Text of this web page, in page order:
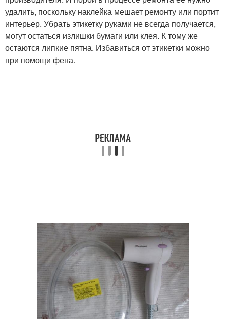
удалить, поскольку наклейка мешает ремонту или портит
интерьер. Убрать этикетку руками не всегда получается,
могут остаться излишки бумаги или клея. К тому же
остаются липкие пятна. Избавиться от этикетки можно
при помощи фена.